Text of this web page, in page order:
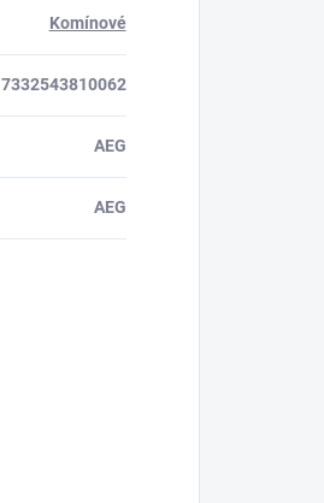
Komínové
7332543810062
AEG
AEG